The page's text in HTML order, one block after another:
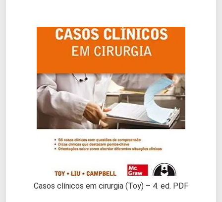
Casos clínicos em cirurgia (Toy) – 4. ed. PDF